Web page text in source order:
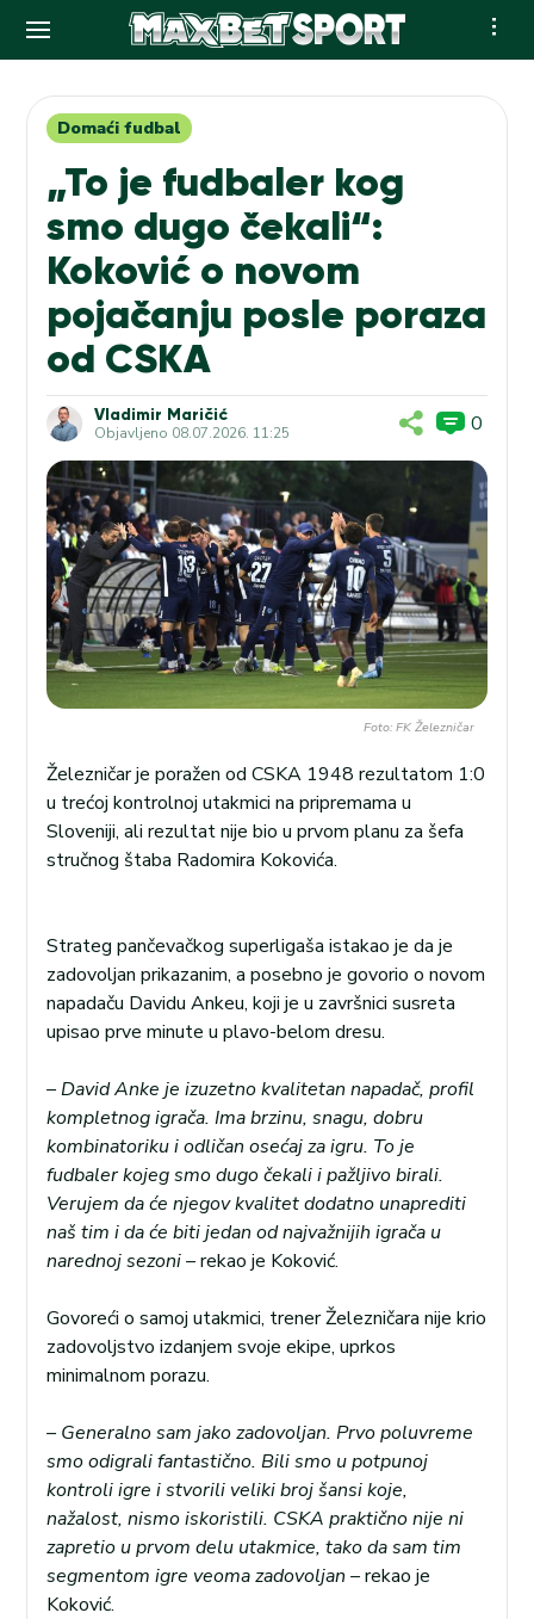
contentDomaći fudbal
„To je fudbaler kog
smo dugo čekali“:
Koković o novom
pojačanju posle poraza
od CSKA
Vladimir Maričić
Objavljeno 08.07.2026. 11:25 0
Foto: FK Železničar
Železničar je poražen od CSKA 1948 rezultatom 1:0
u trećoj kontrolnoj utakmici na pripremama u
Sloveniji, ali rezultat nije bio u prvom planu za šefa
stručnog štaba Radomira Kokovića.
Strateg pančevačkog superligaša istakao je da je
zadovoljan prikazanim, a posebno je govorio o novom
napadaču Davidu Ankeu, koji je u završnici susreta
upisao prve minute u plavo-belom dresu.
– David Anke je izuzetno kvalitetan napadač, profil
kompletnog igrača. Ima brzinu, snagu, dobru
kombinatoriku i odličan osećaj za igru. To je
fudbaler kojeg smo dugo čekali i pažljivo birali.
Verujem da će njegov kvalitet dodatno unaprediti
naš tim i da će biti jedan od najvažnijih igrača u
narednoj sezoni –rekao je Koković.
Govoreći o samoj utakmici, trener Železničara nije krio
zadovoljstvo izdanjem svoje ekipe, uprkos
minimalnom porazu.
– Generalno sam jako zadovoljan. Prvo poluvreme
smo odigrali fantastično. Bili smo u potpunoj
kontroli igre i stvorili veliki broj šansi koje,
nažalost, nismo iskoristili. CSKA praktično nije ni
zapretio u prvom delu utakmice, tako da sam tim
segmentom igre veoma zadovoljan –rekao je
Koković.